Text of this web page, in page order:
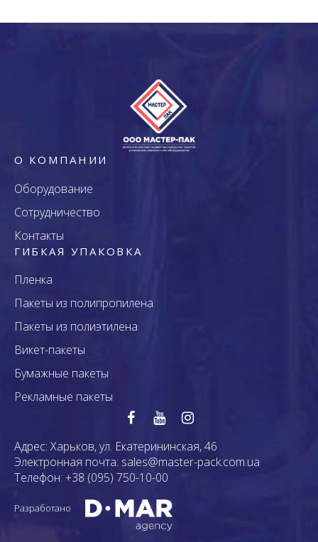
О КОМПАНИИ
Оборудование
Сотрудничество
Контакты
ГИБКАЯ УПАКОВКА
Пленка
Пакеты из полипропилена
Пакеты из полиэтилена
Викет-пакеты
Бумажные пакеты
Рекламные пакеты
Адрес: Харьков, ул. Екатерининская, 46
Электронная почта: sales@master-pack.com.ua
Телефон: +38 (095) 750-10-00
Разработано